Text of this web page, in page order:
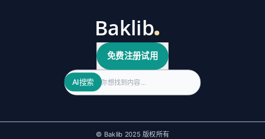
免费注册试用
Search
AI搜索
© Baklib 2025 版权所有